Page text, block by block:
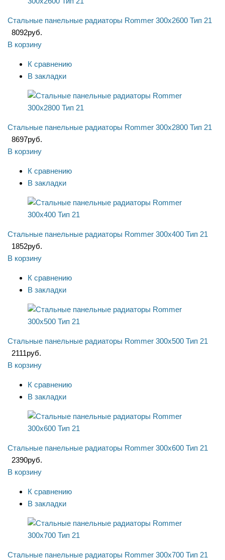
Стальные панельные радиаторы Rommer 300x2600 Тип 21
8092руб.
В корзину
К сравнению
В закладки
Стальные панельные радиаторы Rommer 300x2800 Тип 21
8697руб.
В корзину
К сравнению
В закладки
Стальные панельные радиаторы Rommer 300x400 Тип 21
1852руб.
В корзину
К сравнению
В закладки
Стальные панельные радиаторы Rommer 300x500 Тип 21
2111руб.
В корзину
К сравнению
В закладки
Стальные панельные радиаторы Rommer 300x600 Тип 21
2390руб.
В корзину
К сравнению
В закладки
Стальные панельные радиаторы Rommer 300x700 Тип 21